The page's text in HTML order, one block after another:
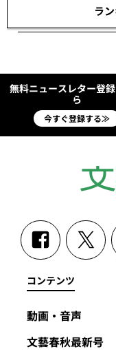
ラ
無料ニュースレター登
ら
今すぐ登録する≫
コンテンツ
動画・音声
文藝春秋最新号